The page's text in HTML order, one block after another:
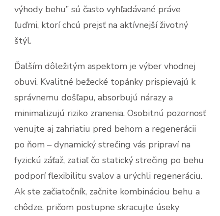
výhody behu” sú často vyhľadávané práve
ľuďmi, ktorí chcú prejsť na aktívnejší životný
štýl.
Ďalším dôležitým aspektom je výber vhodnej
obuvi. Kvalitné bežecké topánky prispievajú k
správnemu došľapu, absorbujú nárazy a
minimalizujú riziko zranenia. Osobitnú pozornosť
venujte aj zahriatiu pred behom a regenerácii
po ňom – dynamický strečing vás pripraví na
fyzickú záťaž, zatiaľ čo statický strečing po behu
podporí flexibilitu svalov a urýchli regeneráciu.
Ak ste začiatočník, začnite kombináciou behu a
chôdze, pričom postupne skracujte úseky